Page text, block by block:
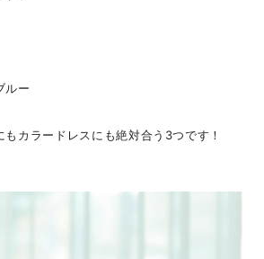
ルー
カラードレスにも絶対合う3つです！